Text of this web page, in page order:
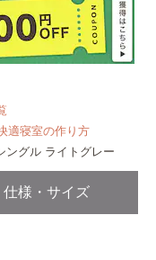
適寝室の作り方
ングル ライトグレー
仕様・サイズ